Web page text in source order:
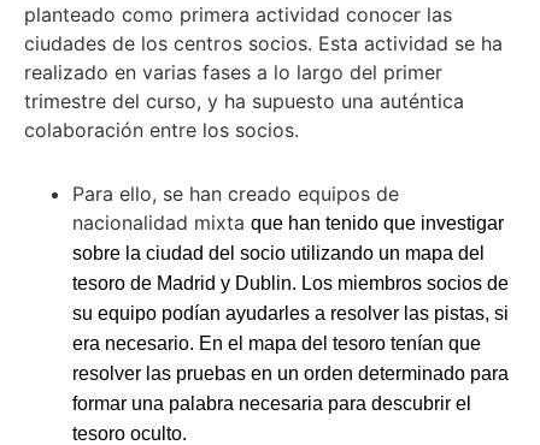
planteado como primera actividad conocer las
ciudades de los centros socios. Esta actividad se ha
realizado en varias fases a lo largo del primer
trimestre del curso, y ha supuesto una auténtica
colaboración entre los socios.
Para ello, se han creado equipos de
nacionalidad mixta que han tenido que investigar
sobre la ciudad del socio utilizando un mapa del
tesoro de Madrid y Dublin. Los miembros socios de
su equipo podían ayudarles a resolver las pistas, si
era necesario. En el mapa del tesoro tenían que
resolver las pruebas en un orden determinado para
formar una palabra necesaria para descubrir el
tesoro oculto.